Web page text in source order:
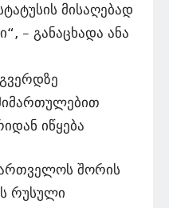
მისაღებად
– განაცხადა ანა
იწყება
შორის
რუსული